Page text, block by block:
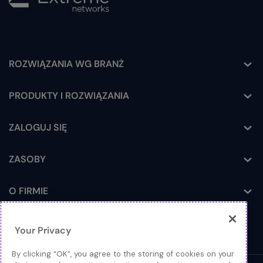
Toggle
ROZWIĄZANIA WG BRANŻ
Toggle
PRODUKTY I ROZWIĄZANIA
Toggle
ZALOGUJ SIĘ
Toggle
ZASOBY
Toggle
O FIRMIE
Your Privacy
By clicking “OK”, you agree to the storing of cookies on your